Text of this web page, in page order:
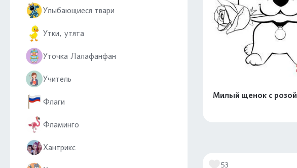
Улыбающиеся твари
Утки, утята
Уточка Лалафанфан
Учитель
Флаги
Фламинго
Хантрикс
Милый щенок с розой
53